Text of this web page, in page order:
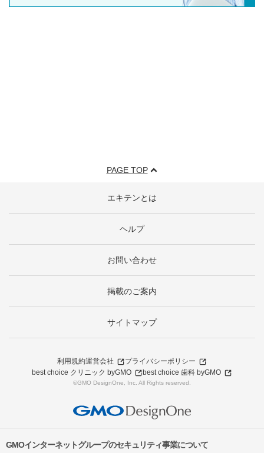
PAGE TOP
エキテンとは
ヘルプ
お問い合わせ
掲載のご案内
サイトマップ
利用規約運営会社
プライバシーポリシー
best choice クリニック byGMO
best choice 歯科 byGMO
©GMO DesignOne, Inc. All Rights reserved.
GMOインターネットグループのセキュリティ事業について